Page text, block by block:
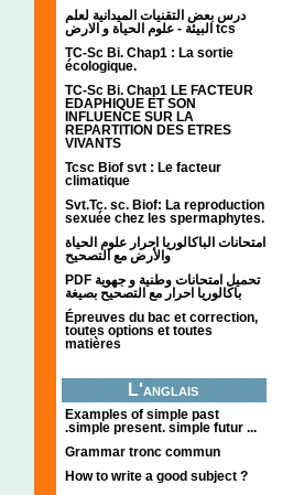
درس بعض التقنيات الميدانية لعلم
البيئة - علوم الحياة و الارض tcs
TC-Sc Bi. Chap1 : La sortie
écologique.
TC-Sc Bi. Chap1 LE FACTEUR
EDAPHIQUE ET SON
INFLUENCE SUR LA
REPARTITION DES ETRES
VIVANTS
Tcsc Biof svt : Le facteur
climatique
Svt.Tc. sc. Biof: La reproduction
sexuée chez les spermaphytes.
امتحانات الباكالوريا احرار علوم الحياة
والأرض مع التصحيح
PDF تحميل امتحانات وطنية و جهوية
باكالوريا احرار مع التصحيح بصيغة
Épreuves du bac et correction,
toutes options et toutes
matières
L'anglais
Examples of simple past
.simple present. simple futur ...
Grammar tronc commun
How to write a good subject ?